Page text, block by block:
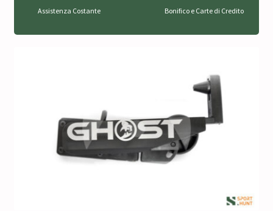
Assistenza Costante Bonifico e Carte di Credito